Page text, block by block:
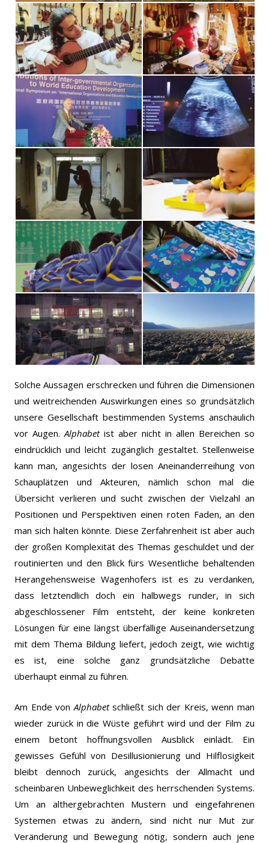
Solche Aussagen erschrecken und führen die Dimensionen
und weitreichenden Auswirkungen eines so grundsätzlich
unsere Gesellschaft bestimmenden Systems anschaulich
vor Augen. Alphabetist aber nicht in allen Bereichen so
eindrücklich und leicht zugänglich gestaltet. Stellenweise
kann man, angesichts der losen Aneinanderreihung von
Schauplätzen und Akteuren, nämlich schon mal die
Übersicht verlieren und sucht zwischen der Vielzahl an
Positionen und Perspektiven einen roten Faden, an den
man sich halten könnte. Diese Zerfahrenheit ist aber auch
der großen Komplexität des Themas geschuldet und der
routinierten und den Blick fürs Wesentliche behaltenden
Herangehensweise Wagenhofers ist es zu verdanken,
dass letztendlich doch ein halbwegs runder, in sich
abgeschlossener Film entsteht, der keine konkreten
Lösungen für eine längst überfällige Auseinandersetzung
mit dem Thema Bildung liefert, jedoch zeigt, wie wichtig
es ist, eine solche ganz grundsätzliche Debatte
überhaupt einmal zu führen.
Am Ende von Alphabetschließt sich der Kreis, wenn man
wieder zurück in die Wüste geführt wird und der Film zu
einem betont hoffnungsvollen Ausblick einlädt. Ein
gewisses Gefühl von Desillusionierung und Hilflosigkeit
bleibt dennoch zurück, angesichts der Allmacht und
scheinbaren Unbeweglichkeit des herrschenden Systems.
Um an althergebrachten Mustern und eingefahrenen
Systemen etwas zu ändern, sind nicht nur Mut zur
Veränderung und Bewegung nötig, sondern auch jene